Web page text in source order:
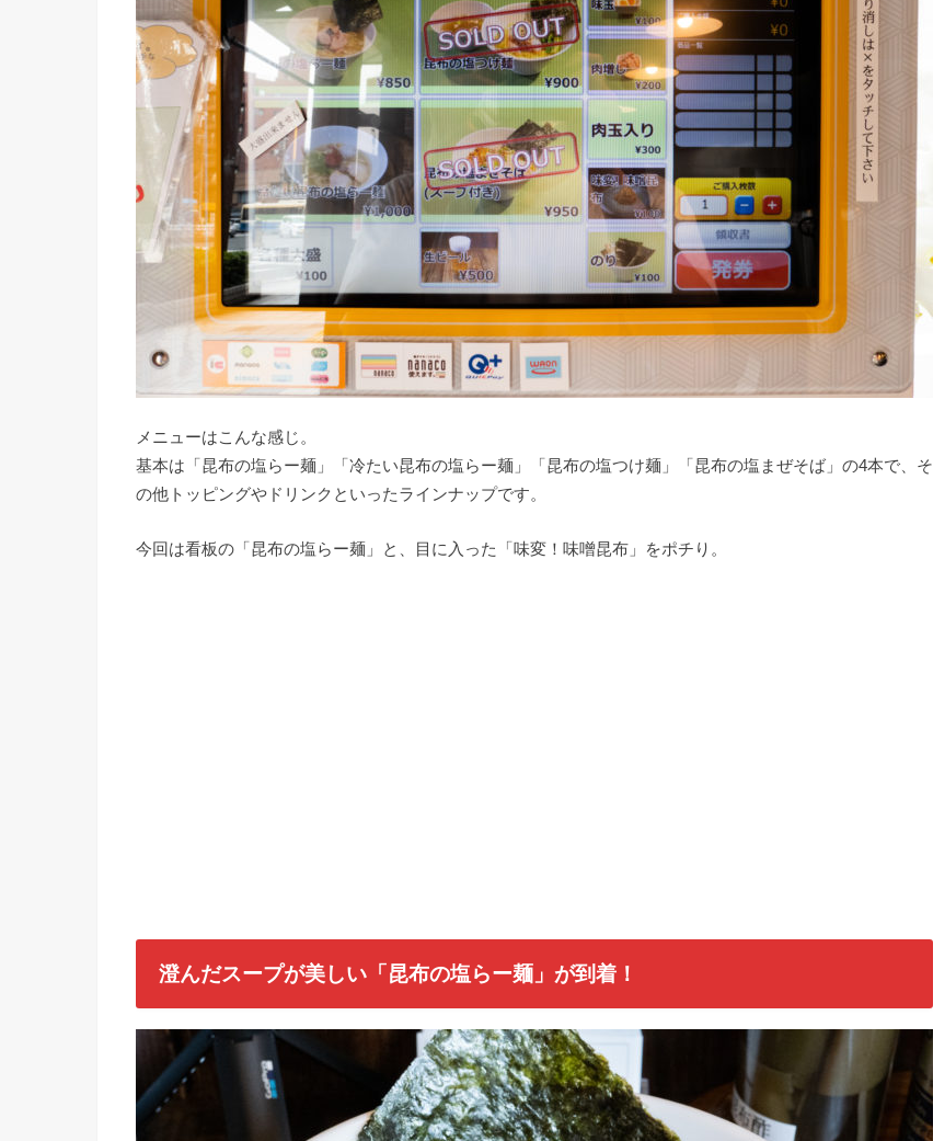
メニューはこんな感じ。
基本は「昆布の塩らー麺」「冷たい昆布の塩らー麺」「昆布の塩つけ麺」「昆布の塩まぜそば」の4本で、そ
の他トッピングやドリンクといったラインナップです。
今回は看板の「昆布の塩らー麺」と、目に入った「味変！味噌昆布」をポチり。
澄んだスープが美しい「昆布の塩らー麺」が到着！